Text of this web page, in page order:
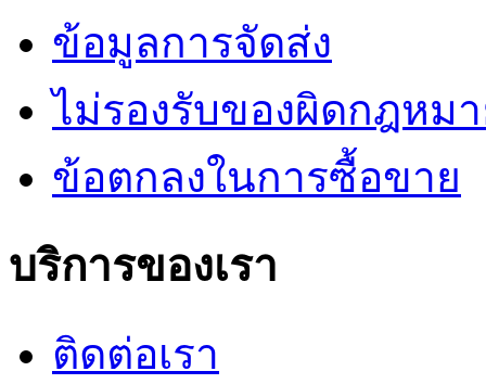
ข้อมูลการจัดส่ง
ไม่รองรับของผิดกฎหม
ข้อตกลงในการซื้อขาย
บริการของเรา
ติดต่อเรา